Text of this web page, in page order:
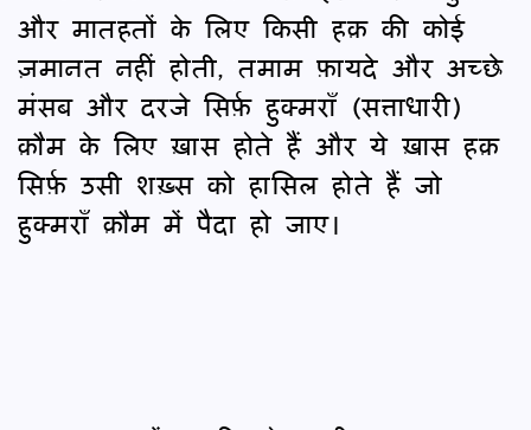
और मातहतों के लिए किसी हक़ की कोई
ज़मानत नहीं होती, तमाम फ़ायदे और अच्छे
मंसब और दरजे सिर्फ़ हुक्मराँ (सत्ताधारी)
क़ौम के लिए ख़ास होते हैं और ये ख़ास हक़
सिर्फ़ उसी शख़्स को हासिल होते हैं जो
हुक्मराँ क़ौम में पैदा हो जाए।